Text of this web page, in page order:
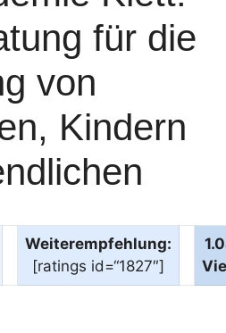
für die
von
Kindern
Weiterempfehlung:
[ratings id=“1827″]